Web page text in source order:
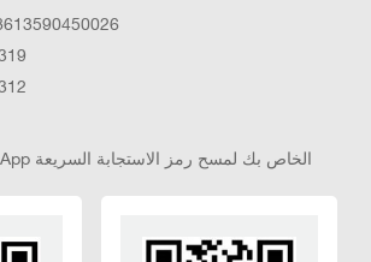
استخدم تطبيق WhatsApp الخاص بك لمسح رمز الاستجابة السريعة